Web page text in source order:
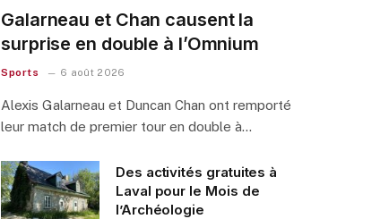
Galarneau et Chan causent la
surprise en double à l’Omnium
Sports 6 août 2026
Alexis Galarneau et Duncan Chan ont remporté
leur match de premier tour en double à…
Des activités gratuites à
Laval pour le Mois de
l’Archéologie